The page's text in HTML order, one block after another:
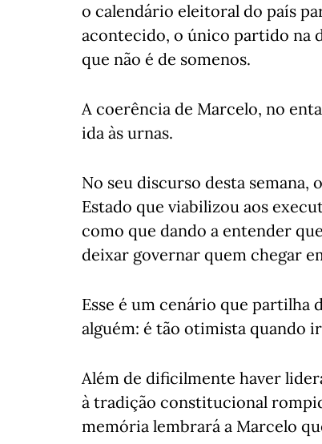
o calendário eleitoral do país
acontecido, o único partido na
que não é de somenos.
A coerência de Marcelo, no
ida às urnas.
No seu discurso desta
Estado que viabilizou aos
como que dando a entender
deixar governar quem chegar
Esse é um cenário que
alguém: é tão otimista quando
Além de dificilmente haver
à tradição constitucional
memória lembrará a Marcelo